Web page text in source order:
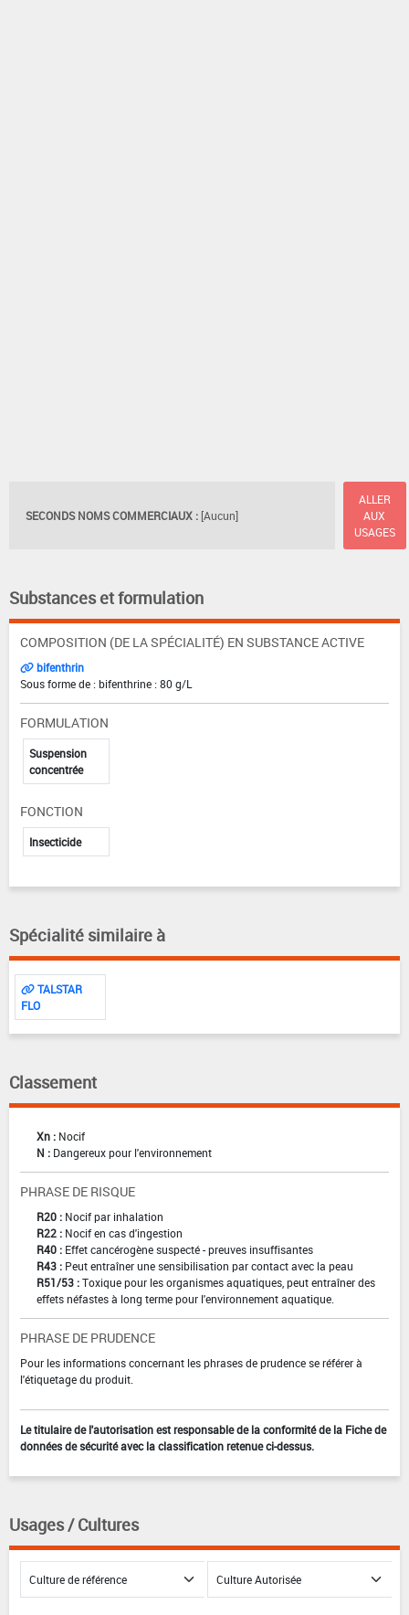
SECONDS NOMS COMMERCIAUX : [Aucun]
ALLER
AUX
USAGES
Substances et formulation
COMPOSITION (DE LA SPÉCIALITÉ) EN SUBSTANCE ACTIVE
bifenthrin
Sous forme de : bifenthrine : 80 g/L
FORMULATION
Suspension
concentrée
FONCTION
Insecticide
Spécialité similaire à
TALSTAR
FLO
Classement
Xn : Nocif
N : Dangereux pour l'environnement
PHRASE DE RISQUE
R20 : Nocif par inhalation
R22 : Nocif en cas d'ingestion
R40 : Effet cancérogène suspecté - preuves insuffisantes
R43 : Peut entraîner une sensibilisation par contact avec la peau
R51/53 :Toxique pour les organismes aquatiques, peut entraîner des
effets néfastes à long terme pour l'environnement aquatique.
PHRASE DE PRUDENCE
Pour les informations concernant les phrases de prudence se référer à
l'étiquetage du produit.
Le titulaire de l'autorisation est responsable de la conformité de la Fiche de
données de sécurité avec la classification retenue ci-dessus.
Usages / Cultures